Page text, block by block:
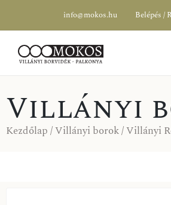
info@mokos.hu Belépés /
Villányi
Kezdőlap/Villányi borok/ Villányi